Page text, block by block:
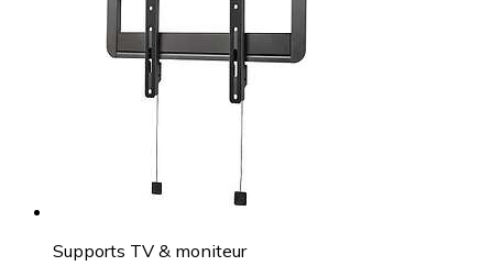
Supports TV & moniteur